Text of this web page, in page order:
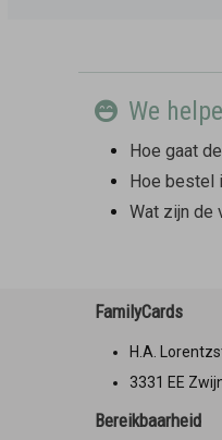
We
Hoe gaat
Hoe bestel
Wat zijn de
FamilyCards
H.A.
3331 EE
Bereikbaarheid